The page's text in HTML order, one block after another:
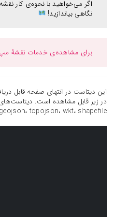
اگر می‌خواهید با نحوه‌ی کار
نگاهی بیاندازید!
برای مشاهده‌ی خدمات نقشهٔ
این دیتاست در انتهای صفحه قابل
geojson، topojson، wkt، shapefile و kml در دسترس هستند.